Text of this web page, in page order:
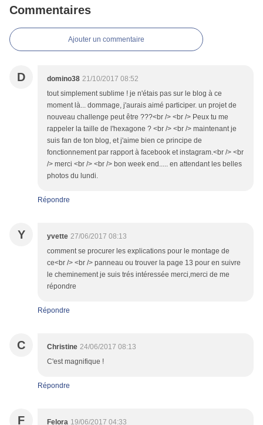
Commentaires
Ajouter un commentaire
D domino38 21/10/2017 08:52
tout simplement sublime ! je n'étais pas sur le blog à ce
moment là... dommage, j'aurais aimé participer. un projet de
nouveau challenge peut être ???<br /> <br /> Peux tu me
rappeler la taille de l'hexagone ? <br /> <br /> maintenant je
suis fan de ton blog, et j'aime bien ce principe de
fonctionnement par rapport à facebook et instagram.<br /> <br
/> merci <br /> <br /> bon week end..... en attendant les belles
photos du lundi.
Répondre
Y yvette 27/06/2017 08:13
comment se procurer les explications pour le montage de
ce<br /> <br /> panneau ou trouver la page 13 pour en suivre
le cheminement je suis trés intéressée merci,merci de me
répondre
Répondre
C Christine 24/06/2017 08:13
C'est magnifique !
Répondre
F Felora 19/06/2017 04:33